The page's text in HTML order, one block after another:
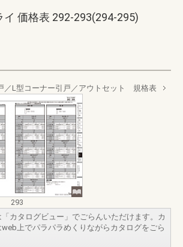
イ 価格表 292-293(294-295)
L型コーナー引戸／アウトセット 規格表
293
カタログビュー」でごらんいただけます。カ
上でパラパラめくりながらカタログをごら